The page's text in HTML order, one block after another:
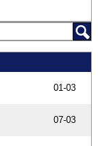
01-03
07-03